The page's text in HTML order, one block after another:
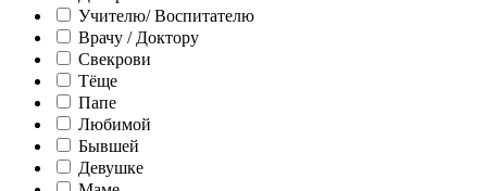
Учителю/ Воспитателю
Врачу / Доктору
Свекрови
Тёще
Папе
Любимой
Бывшей
Девушке